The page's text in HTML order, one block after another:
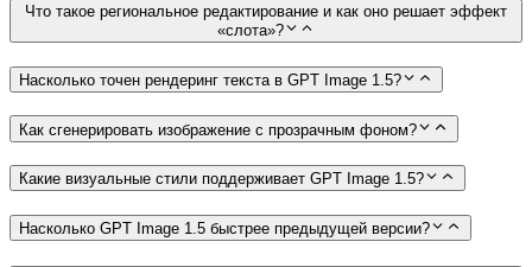
Что такое региональное редактирование и как оно решает эффект
«слота»?
Насколько точен рендеринг текста в GPT Image 1.5?
Как сгенерировать изображение с прозрачным фоном?
Какие визуальные стили поддерживает GPT Image 1.5?
Насколько GPT Image 1.5 быстрее предыдущей версии?